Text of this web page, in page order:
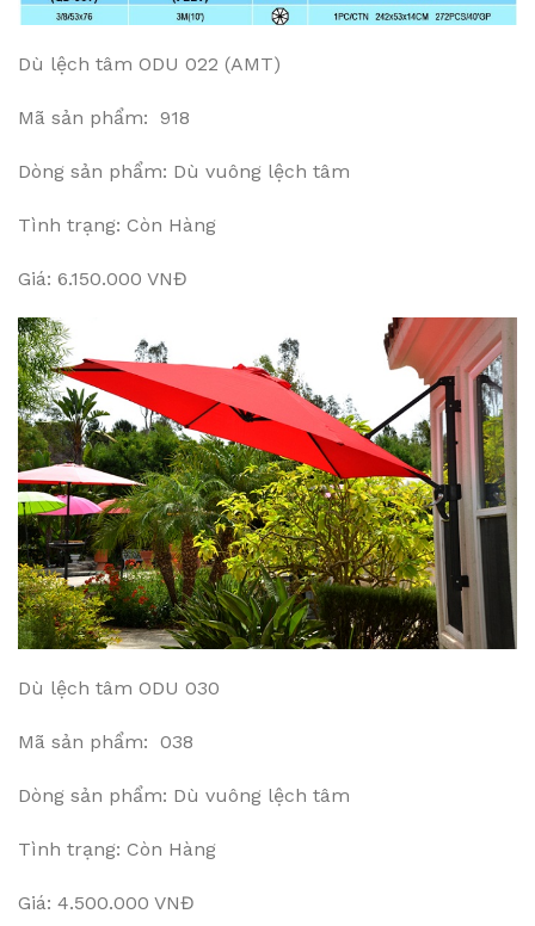
Dù lệch tâm ODU 022 (AMT)
Mã sản phẩm: 918
Dòng sản phẩm: Dù vuông lệch tâm
Tình trạng: Còn Hàng
Giá: 6.150.000 VNĐ
Dù lệch tâm ODU 030
Mã sản phẩm: 038
Dòng sản phẩm: Dù vuông lệch tâm
Tình trạng: Còn Hàng
Giá: 4.500.000 VNĐ